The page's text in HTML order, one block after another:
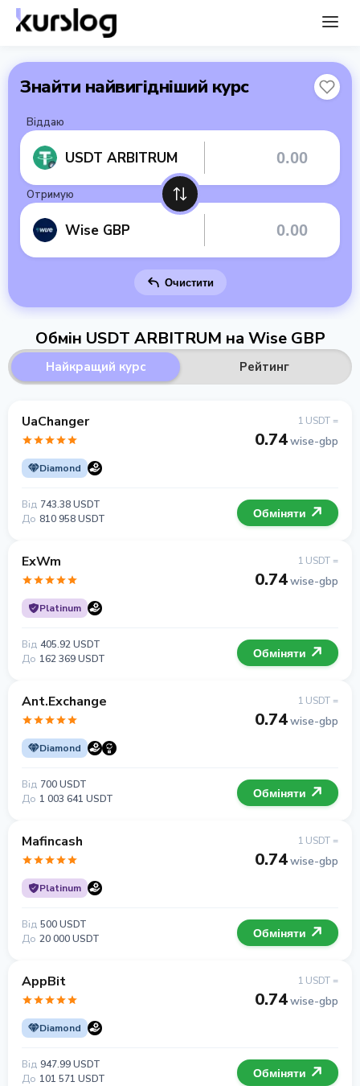
Знайти найвигідніший курс
Віддаю
USDT ARBITRUM
Отримую
Wise GBP
Очистити
Обмін USDT ARBITRUM на Wise GBP
Найкращий курс Рейтинг
UaChanger
Diamond
1 USDT =
0.74wise-gbp
Від 743.38 USDT
До 810 958 USDT Обміняти
ExWm
Platinum
1 USDT =
0.74wise-gbp
Від 405.92 USDT
До 162 369 USDT Обміняти
Ant.Exchange
Diamond
1 USDT =
0.74wise-gbp
Від 700 USDT
До 1 003 641 USDT Обміняти
Mafincash
Platinum
1 USDT =
0.74wise-gbp
Від 500 USDT
До 20 000 USDT Обміняти
AppBit
Diamond
1 USDT =
0.74wise-gbp
Від 947.99 USDT
До 101 571 USDT Обміняти